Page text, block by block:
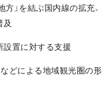
方」を結ぶ国内線の拡充、
及
設置に対する支援
どによる地域観光圏の形